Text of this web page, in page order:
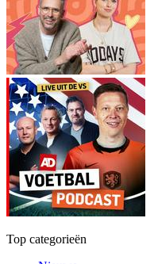
Top categorieën